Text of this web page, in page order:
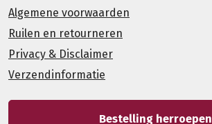
Algemene voorwaarden
Ruilen en retourneren
Privacy & Disclaimer
Verzendinformatie
Bestelling herroepen